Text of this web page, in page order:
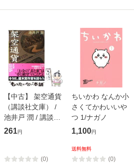
【中古】 架空通貨
（講談社文庫） /
池井戸 潤 / 講談社
[文庫]【メール便送
261円
(0)
ちいかわ なんか小
さくてかわいいや
つ 1/ナガノ
1,100円
送料無料
(0)